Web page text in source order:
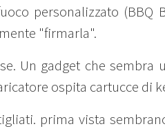
personalizzato (BBQ
"firmarla".
Un gadget che
ospita cartucce di
prima vista